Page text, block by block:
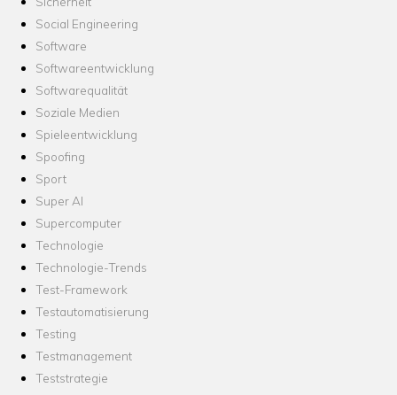
Social Engineering
Software
Softwareentwicklung
Softwarequalität
Soziale Medien
Spieleentwicklung
Spoofing
Sport
Super AI
Supercomputer
Technologie
Technologie-Trends
Test-Framework
Testautomatisierung
Testing
Testmanagement
Teststrategie